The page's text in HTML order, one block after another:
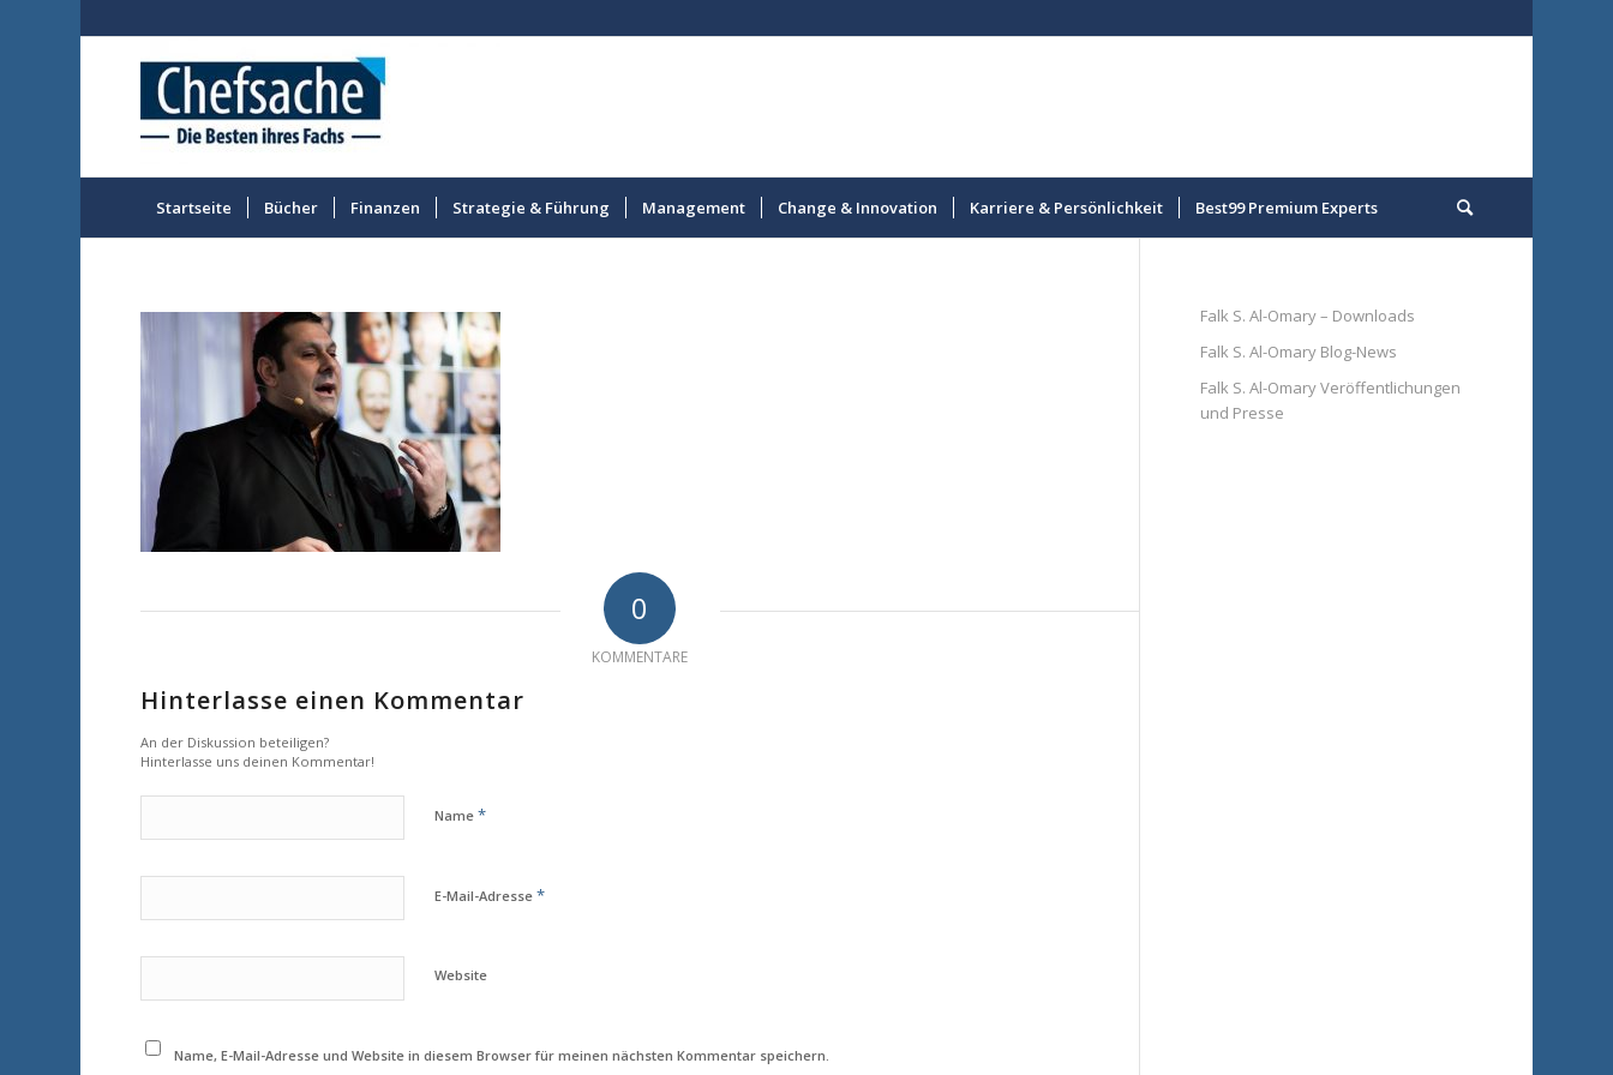
Startseite Bücher Finanzen Strategie & Führung Management Change & Innovation Karriere & Persönlichkeit Best99 Premium Experts
0
KOMMENTARE
Hinterlasse einen Kommentar
An der Diskussion beteiligen?
Hinterlasse uns deinen Kommentar!
Name*
E-Mail-Adresse*
Website
Name, E-Mail-Adresse und Website in diesem Browser für meinen nächsten Kommentar speichern.
Falk S. Al-Omary – Downloads
Falk S. Al-Omary Blog-News
Falk S. Al-Omary Veröffentlichungen
und Presse